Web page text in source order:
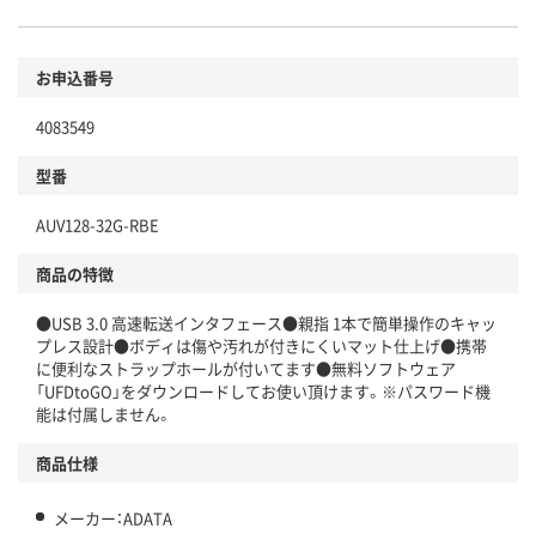
お申込番号
4083549
型番
AUV128-32G-RBE
商品の特徴
●USB 3.0 高速転送インタフェース●親指 1本で簡単操作のキャッ
プレス設計●ボディは傷や汚れが付きにくいマット仕上げ●携帯
に便利なストラップホールが付いてます●無料ソフトウェア
「UFDtoGO」をダウンロードしてお使い頂けます。※パスワード機
能は付属しません。
商品仕様
メーカー：ADATA